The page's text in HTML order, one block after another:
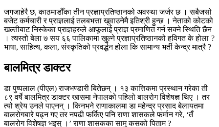
जगजाहेरै छ, काठमाडौँका तीन प्रज्ञाप्रतिष्ठानको अवस्था जर्जर छ । सबैजसो
बजेट कर्मचारी र प्राज्ञलाई तलबभत्ता खुवाउनेमै इतिश्री हुन्छ । नेताको कोटको
खल्तीबाट निस्केका प्राज्ञहरुले आफूलाई प्राज्ञ प्रमाणित गर्न सक्ने स्थिति छैन
। त्यस्तो बेला ७ सय ६६ पालिकामा खुल्ने प्रज्ञाप्रतिष्ठानको हविगत के होला ?
भाषा, साहित्य, कला, संस्कृतिको प्रवर्द्धन होला कि सामान्य भर्ती केन्द्र मात्रै ?
बालमित्र डाक्टर
डा पुष्पलाल (पीएल) राजभण्डारी बितेछन् । १३ कात्तिकमा प्रस्थान गरेका ती
८९ वर्षे बालमित्र डाक्टर खासमा नेपालको पहिलो बालरोग विशेषज्ञ थिए । तर
त्यो श्रेय उनले पाएनन् । किनभने राणाकालमा डा महेन्द्र प्रसाद बेलायतमा
बालरोगबारे पढ्न गए तर नपढी फर्किए पनि राणा शासकले फर्मान गरे, ‘तँ
बालरोग विशेषज्ञ भइस् ।’ राणा शासकका सामु कसको पिताम ?